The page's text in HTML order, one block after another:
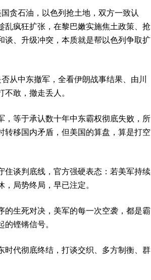
贪石油，以色列抢土地，双方一致认
乱疯狂扩张，在黎巴嫩实施焦土政策、抢
谈、升级冲突，本质就是帮以色列争取扩
从中东撤军，全看伊朗战事结果、由川
敢，撤走丢人。
，等于承认数十年中东霸权彻底失败，所
转移国内矛盾，但美国的算盘，算是打空
住谈判底线，官方强硬表态：若美军持续
局势终局，早已注定。
生死对决，美军的每一次空袭，都是霸
铿锵信号。
时代彻底终结，打谈交织、多方制衡、群